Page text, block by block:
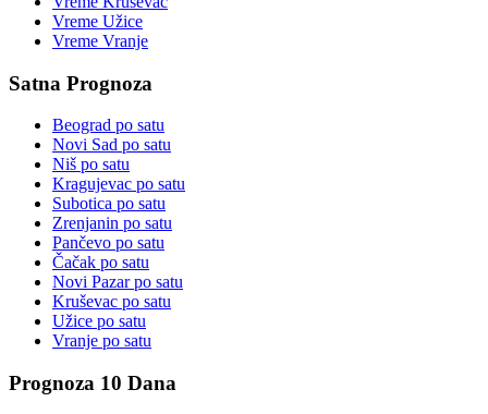
Vreme Užice
Vreme Vranje
Satna Prognoza
Beograd po satu
Novi Sad po satu
Niš po satu
Kragujevac po satu
Subotica po satu
Zrenjanin po satu
Pančevo po satu
Čačak po satu
Novi Pazarpo satu
Kruševac po satu
Užice po satu
Vranje po satu
Prognoza 10 Dana